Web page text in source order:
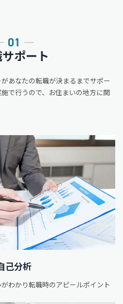
ポート
あなたの転職が決まるまでサポー
で行うので、お住まいの地方に関
己分析
わかり転職時のアピールポイント